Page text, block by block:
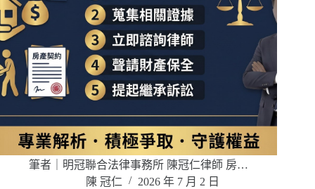
筆者｜明冠聯合法律事務所 陳冠仁律師 房…
陳 冠仁
2026 年 7 月 2 日